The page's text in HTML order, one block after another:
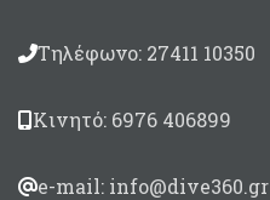
Τηλέφωνο: 27411 10350
Κινητό: 6976 406899
e-mail: info@dive360.gr